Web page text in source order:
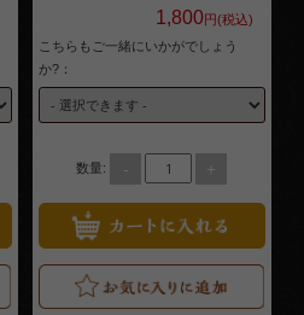
1,800円(税込)
こちらもご一緒にいかがでしょう
か?：
数量: - +